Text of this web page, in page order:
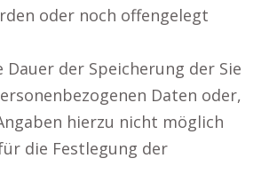
oder noch offengelegt
Dauer der Speicherung der Sie
Daten oder,
hierzu nicht möglich
die Festlegung der